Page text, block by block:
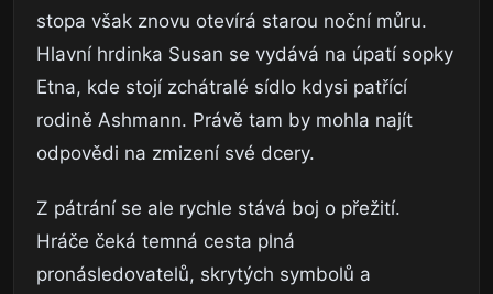
stopa však znovu otevírá starou noční můru.
Hlavní hrdinka Susan se vydává na úpatí sopky
Etna, kde stojí zchátralé sídlo kdysi patřící
rodině Ashmann. Právě tam by mohla najít
odpovědi na zmizení své dcery.
Z pátrání se ale rychle stává boj o přežití.
Hráče čeká temná cesta plná
pronásledovatelů, skrytých symbolů a